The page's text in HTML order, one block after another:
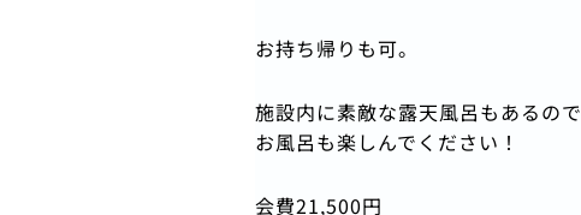
お持ち帰りも可。
施設内に素敵な露天風呂もあるので
お風呂も楽しんでください！
会費21,500円